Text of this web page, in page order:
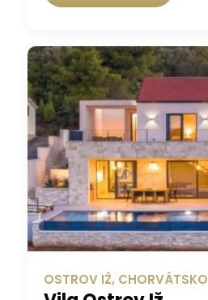
OSTROV IŽ, CHORVÁTSKO